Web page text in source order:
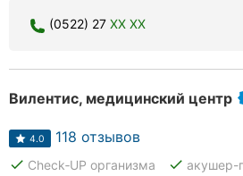
(0522) 27 XX XX
Вилентис, медицинский центр
4.0 118 отзывов
done Check‑UP организма done акушер-